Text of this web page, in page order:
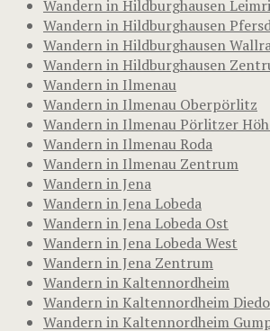
Wandern in Hildburghausen
Wandern in Hildburghausen
Wandern in Hildburghausen
Wandern in Hildburghausen
Wandern in Ilmenau
Wandern in Ilmenau Oberpörlitz
Wandern in Ilmenau Pörlitzer
Wandern in Ilmenau Roda
Wandern in Ilmenau Zentrum
Wandern in Jena
Wandern in Jena Lobeda
Wandern in Jena Lobeda Ost
Wandern in Jena Lobeda West
Wandern in Jena Zentrum
Wandern in Kaltennordheim
Wandern in Kaltennordheim
Wandern in Kaltennordheim